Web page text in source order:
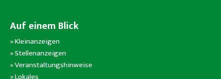
Auf einem Blick
»Kleinanzeigen
»Stellenanzeigen
»Veranstaltungshinweise